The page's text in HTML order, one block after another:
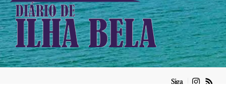
Siga